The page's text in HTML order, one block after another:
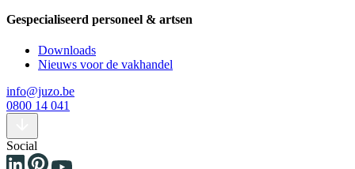
Gespecialiseerd personeel & artsen
Downloads
Nieuws voor de vakhandel
info@juzo.be
0800 14 041
Social